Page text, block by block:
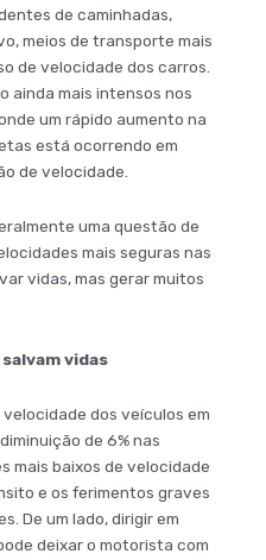
de caminhadas,
meios de transporte mais
de velocidade dos carros.
ainda mais intensos nos
um rápido aumento na
está ocorrendo em
de velocidade.
uma questão de
mais seguras nas
vidas, mas gerar muitos
vidas
dos veículos em
de 6% nas
mais baixos de velocidade
e os ferimentos graves
De um lado, dirigir em
deixar o motorista com